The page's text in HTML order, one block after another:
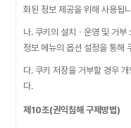
화된 정보 제공을 위해 사용됩
나. 쿠키의 설치ㆍ운영 및 거
정보 메뉴의 옵션 설정을 통해
다. 쿠키 저장을 거부할 경우
다.
제10조(권익침해 구제방법)